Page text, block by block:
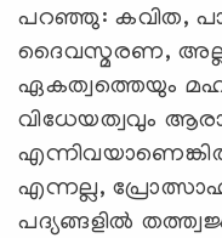
പറഞ്ഞു: കവിത,
ദൈവസ്മരണ,
ഏകത്വത്തെയും
വിധേയത്വവും
എന്നല്ല,
പദ്യങ്ങളില്‍